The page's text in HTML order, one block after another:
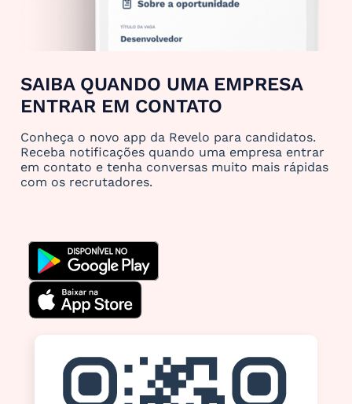
SAIBA QUANDO UMA EMPRESA
ENTRAR EM CONTATO
Conheça o novo app da Revelo para candidatos.
Receba notificações quando uma empresa entrar
em contato e tenha conversas muito mais rápidas
com os recrutadores.